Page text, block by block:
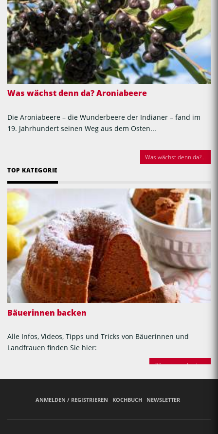
Was wächst denn da? Aroniabeere
Die Aroniabeere – die Wunderbeere der Indianer – fand im
19. Jahrhundert seinen Weg aus dem Osten...
Was wächst denn da?...
TOP KATEGORIE
Bäuerinnen backen
Alle Infos, Videos, Tipps und Tricks von Bäuerinnen und
Landfrauen finden Sie hier:
Bäuerinnen backen
ANMELDEN / REGISTRIEREN KOCHBUCH NEWSLETTER